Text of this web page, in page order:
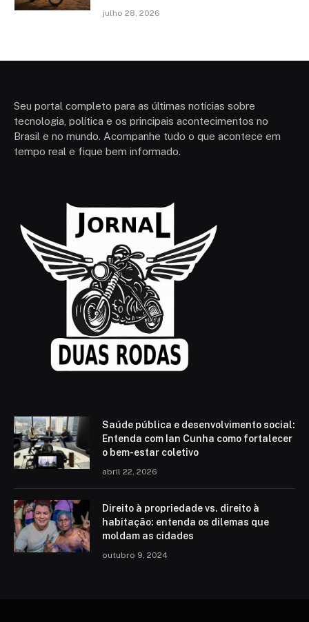
julho 28, 2026
Seu portal completo para as últimas notícias sobre
tecnologia, política e os principais acontecimentos no
Brasil e no mundo. Acompanhe tudo o que acontece em
tempo real e fique bem informado.
Saúde pública e desenvolvimento social:
Entenda com Ian Cunha como fortalecer
o bem-estar coletivo
abril 22, 2026
Direito à propriedade vs. direito à
habitação: entenda os dilemas que
moldam as cidades
outubro 9, 2024